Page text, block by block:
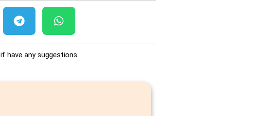
if have any suggestions.